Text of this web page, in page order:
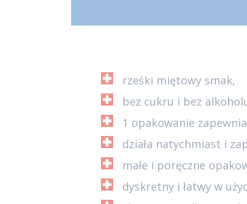
rześki miętowy smak,
bez cukru i bez
1 opakowanie
działa natychmiast i
małe i poręczne
dyskretny i łatwy w